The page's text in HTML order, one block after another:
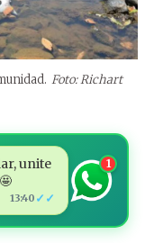
Foto: Richart
unite
13:40 ✓✓
1